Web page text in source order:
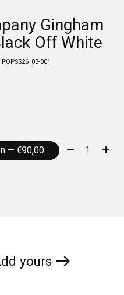
Gingham
Off White
001
Toevoegen aan winkelwagen — €90,00 Aantal:
yours